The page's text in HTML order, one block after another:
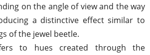
on the angle of view and the way
a distinctive effect similar to
of the jewel beetle.
to hues created through the